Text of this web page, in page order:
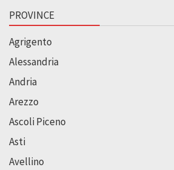
PROVINCE
Agrigento
Alessandria
Andria
Arezzo
Ascoli Piceno
Asti
Avellino